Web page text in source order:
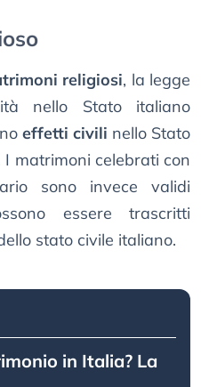
religiosi, la legge
nello Stato italiano
effetti civili nello Stato
matrimoni celebrati con
sono invece validi
essere trascritti
stato civile italiano.
in Italia? La